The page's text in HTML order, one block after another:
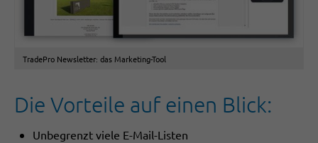
TradePro Newsletter: das Marketing-Tool
Die Vorteile auf einen Blick:
Unbegrenzt viele E-Mail-Listen